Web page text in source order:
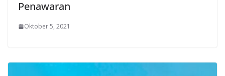
Penawaran
Oktober 5, 2021